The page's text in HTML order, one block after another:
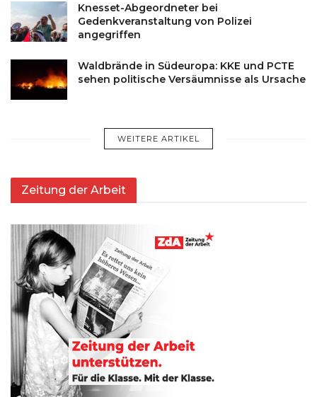
Knesset-Abgeordneter bei
Gedenkveranstaltung von Polizei
angegriffen
Waldbrände in Südeuropa: KKE und PCTE
sehen politische Versäumnisse als Ursache
WEITERE ARTIKEL
Zeitung der Arbeit